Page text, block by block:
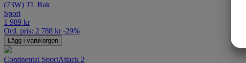
(73W) TL Bak
Sport
1 989 kr
Ord. pris: 2 788 kr -29%
Lägg i varukorgen
Continental SportAttack 2